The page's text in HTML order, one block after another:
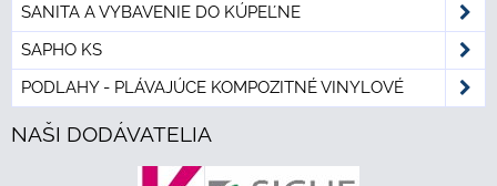
SANITA A VYBAVENIE DO KÚPEĽNE
SAPHO KS
PODLAHY - PLÁVAJÚCE KOMPOZITNÉ VINYLOVÉ
NAŠI DODÁVATELIA